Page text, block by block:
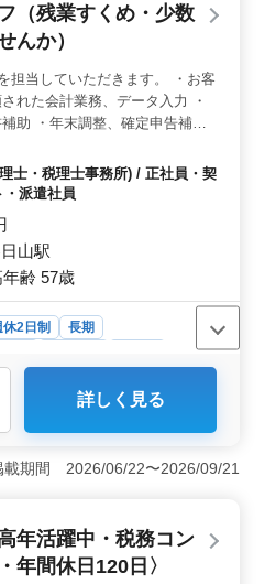
功に貢献しましょう。 ＜
可で、無料駐車場完備。単
めます。50代や60代の経験
く活躍できる環境です。地
た働き方を実現しましょ
年収500万円〜700万円の
され、福利厚生も充実して
、その他社内カレンダーに
ハリをつけて働くことがで
（残業すくめ・少数
んか）
担当していただきます。 ・お客
れた会計業務、データ入力 ・
助 ・年末調整、確定申告補助
遇です。 ぜひ今までの経験を
る方かたのご応募お待ちしてお
士・税理士事務所) / 正社員・契
派遣社員
山駅
齢 57歳
休2日制
長期
イト・パート
＞ 税理士事務所でのお仕事
のアットホームな環境で
税務申告書補助などの業務
50歳以上も歓迎です！ ＜
会計事務所経験5年以上の方
業務を担当していただきま
提示しています。実費支給
詳しく見る
載期間 2026/06/22〜2026/09/21
年活躍中・税務コン
年間休日120日〉